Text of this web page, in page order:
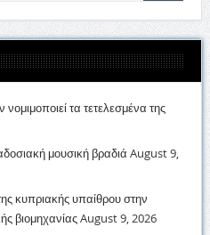
τα τετελεσμένα της
μουσική βραδιά August 9,
κυπριακής υπαίθρου στην
βιομηχανίαςAugust 9, 2026